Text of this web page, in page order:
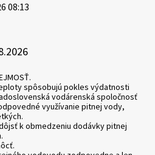
08:13
spôsobujú pokles výdatnosti
vodárenská spoločnosť
využívanie pitnej vody,
k obmedzeniu dodávky pitnej